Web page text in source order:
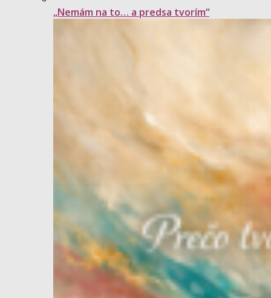
„Nemám na to… a predsa tvorím“